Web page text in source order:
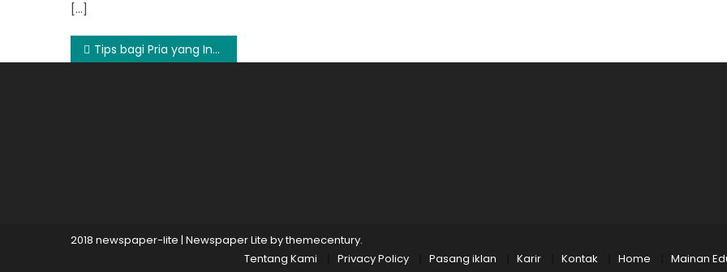
[…]
Post
Tips bagi Pria yang Ingin Memiliki Rambut Sehat dan Kuat
2018 newspaper-lite | Newspaper Lite bythemecentury.
Tentang Kami
Privacy Policy Pasang iklan Karir Kontak Home Mainan